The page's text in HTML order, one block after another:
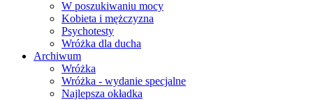
W poszukiwaniu mocy
Kobieta i mężczyzna
Psychotesty
Wróżka dla ducha
Archiwum
Wróżka
Wróżka - wydanie specjalne
Najlepsza okładka